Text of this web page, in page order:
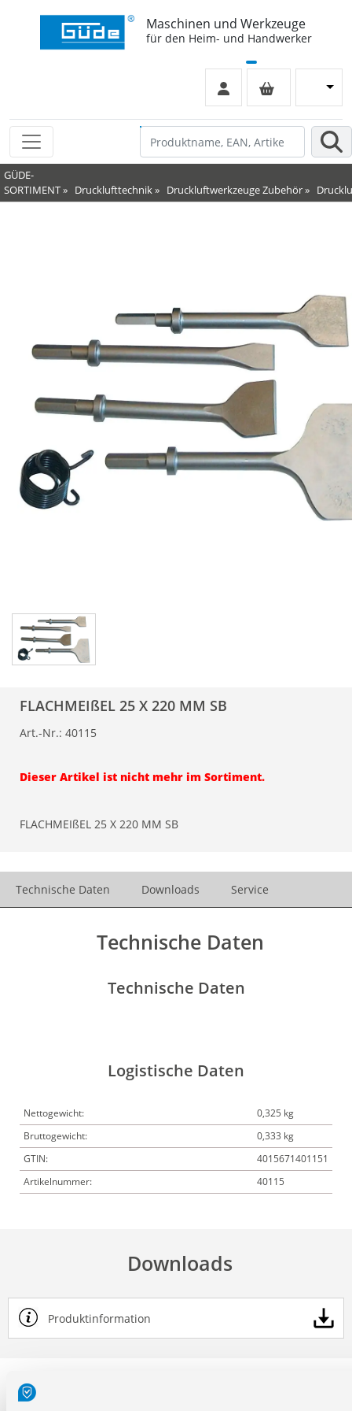
Maschinen und Werkzeuge
für den Heim- und Handwerker
GÜDE-
SORTIMENT» Drucklufttechnik» Druckluftwerkzeuge Zubehör»
FLACHMEIßEL 25 X 220 MM SB
Art.-Nr.: 40115
Dieser Artikel ist nicht mehr im Sortiment.
FLACHMEIßEL 25 X 220 MM SB
Technische Daten Downloads Service
Technische Daten
Technische Daten
Logistische Daten
Nettogewicht:
0,325 kg
Bruttogewicht:
0,333 kg
GTIN:
4015671401151
Artikelnummer:
40115
Downloads
Produktinformation